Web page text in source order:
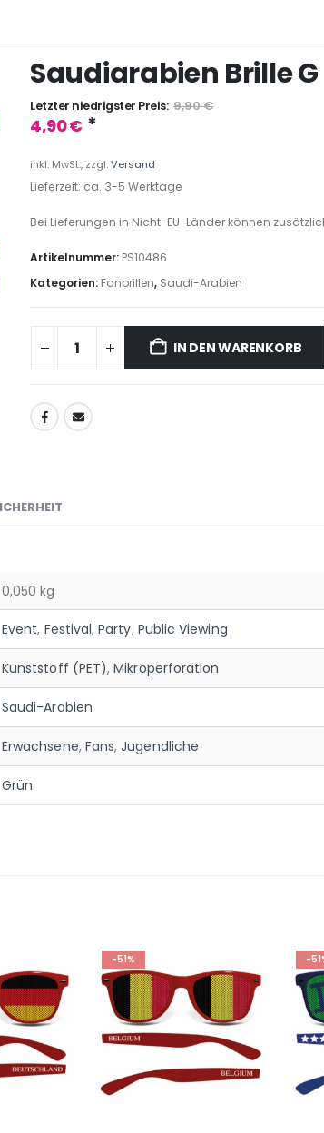
Saudiarabien Brille G
Letzter niedrigster Preis: 9,90€
4,90€ *
inkl. MwSt., zzgl.Versand
Lieferzeit: ca. 3-5 Werktage
Bei Lieferungen in Nicht-EU-Länder können
Artikelnummer: PS10486
Kategorien: Fanbrillen, Saudi-Arabien
IN DEN WARENKORB
0,050 kg
Event, Festival,Party, Public Viewing
Kunststoff (PET),Mikroperforation
Saudi-Arabien
Erwachsene, Fans,Jugendliche
Grün
-51% -